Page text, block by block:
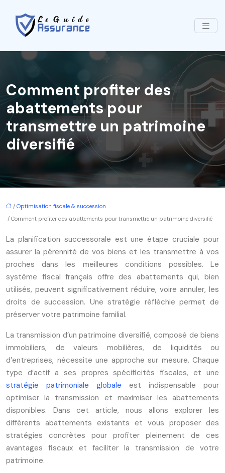
Comment profiter des
abattements pour
transmettre un patrimoine
diversifié
/ Optimisation fiscale & succession
/ Comment profiter des abattements pour transmettre un patrimoine diversifié
La planification successorale est une étape cruciale pour
assurer la pérennité de vos biens et les transmettre à vos
proches dans les meilleures conditions possibles. Le
système fiscal français offre des abattements qui, bien
utilisés, peuvent significativement réduire, voire annuler, les
droits de succession. Une stratégie réfléchie permet de
préserver votre patrimoine familial.
La transmission d’un patrimoine diversifié, composé de biens
immobiliers, de valeurs mobilières, de liquidités ou
d’entreprises, nécessite une approche sur mesure. Chaque
type d’actif a ses propres spécificités fiscales, et une
stratégie patrimoniale globale est indispensable pour
optimiser la transmission et maximiser les abattements
disponibles. Dans cet article, nous allons explorer les
différents abattements existants et vous proposer des
stratégies concrètes pour profiter pleinement de ces
avantages fiscaux et faciliter la transmission de votre
patrimoine.